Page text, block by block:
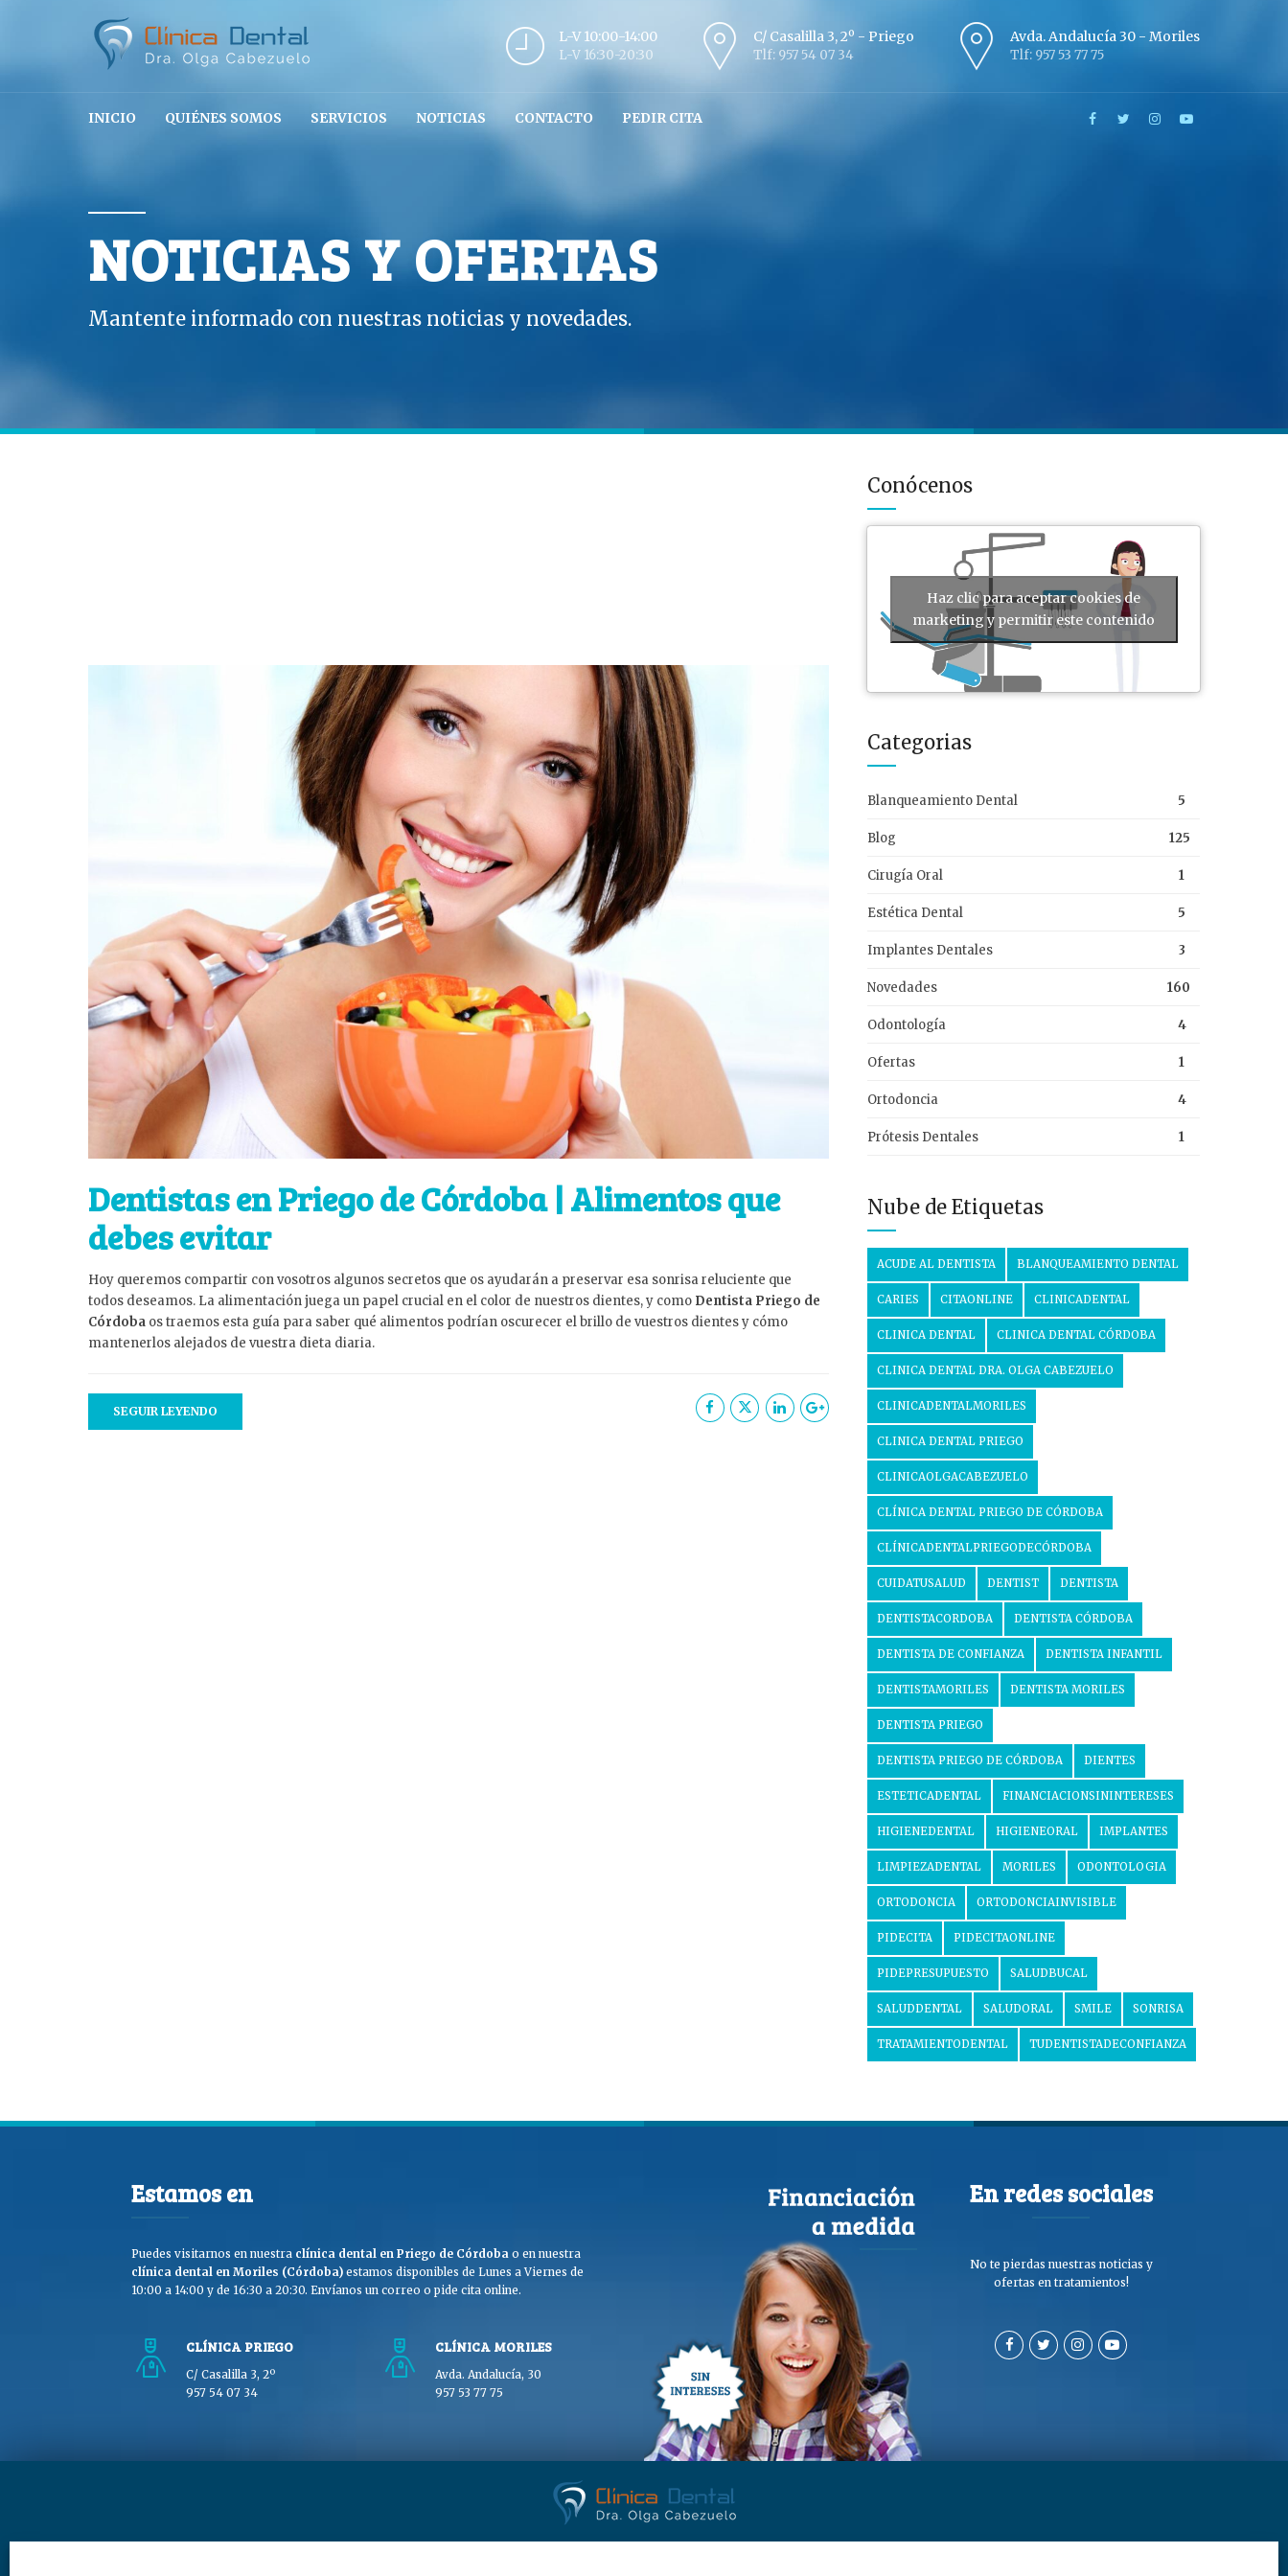
L-V 10:00-14:00
L-V 16:30-20:30
C/ Casalilla 3, 2º - Priego
Tlf: 957 54 07 34
Avda. Andalucía 30 - Moriles
Tlf: 957 53 77 75
INICIO QUIÉNES SOMOS SERVICIOS NOTICIAS CONTACTO PEDIR CITA
NOTICIAS Y OFERTAS
Mantente informado con nuestras noticias y novedades.
Dentistas en Priego de Córdoba | Alimentos que
debes evitar
Hoy queremos compartir con vosotros algunos secretos que os ayudarán a preservar esa sonrisa reluciente que
todos deseamos. La alimentación juega un papel crucial en el color de nuestros dientes, y como Dentista Priego de
Córdoba os traemos esta guía para saber qué alimentos podrían oscurecer el brillo de vuestros dientes y cómo
mantenerlos alejados de vuestra dieta diaria.
SEGUIR LEYENDO
Conócenos
Haz clic para aceptar cookies de
marketing y permitir este contenido
Categorias
Blanqueamiento Dental 5
Blog 125
Cirugía Oral 1
Estética Dental 5
Implantes Dentales 3
Novedades 160
Odontología 4
Ofertas 1
Ortodoncia 4
Prótesis Dentales 1
Nube de Etiquetas
ACUDE AL DENTISTA BLANQUEAMIENTO DENTAL
CARIES CITAONLINE CLINICADENTAL
CLINICA DENTAL CLINICA DENTAL CÓRDOBA
CLINICA DENTAL DRA. OLGA CABEZUELO
CLINICADENTALMORILES
CLINICA DENTAL PRIEGO
CLINICAOLGACABEZUELO
CLÍNICA DENTAL PRIEGO DE CÓRDOBA
CLÍNICADENTALPRIEGODECÓRDOBA
CUIDATUSALUD DENTIST DENTISTA
DENTISTACORDOBA DENTISTA CÓRDOBA
DENTISTA DE CONFIANZA DENTISTA INFANTIL
DENTISTAMORILES DENTISTA MORILES
DENTISTA PRIEGO
DENTISTA PRIEGO DE CÓRDOBA DIENTES
ESTETICADENTAL FINANCIACIONSININTERESES
HIGIENEDENTAL HIGIENEORAL IMPLANTES
LIMPIEZADENTAL MORILES ODONTOLOGIA
ORTODONCIA ORTODONCIAINVISIBLE
PIDECITA PIDECITAONLINE
PIDEPRESUPUESTO SALUDBUCAL
SALUDDENTAL SALUDORAL SMILE SONRISA
TRATAMIENTODENTAL TUDENTISTADECONFIANZA
Estamos en
Puedes visitarnos en nuestra clínica dental en Priego de Córdoba o en nuestra
clínica dental en Moriles (Córdoba) estamos disponibles de Lunes a Viernes de
10:00 a 14:00 y de 16:30 a 20:30. Envíanos un correo o pide cita online.
CLÍNICA PRIEGO
C/ Casalilla 3, 2º
957 54 07 34
CLÍNICA MORILES
Avda. Andalucía, 30
957 53 77 75
En redes sociales
No te pierdas nuestras noticias y
ofertas en tratamientos!